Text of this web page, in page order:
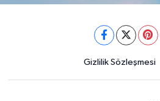
Gizlilik Sözleşmesi